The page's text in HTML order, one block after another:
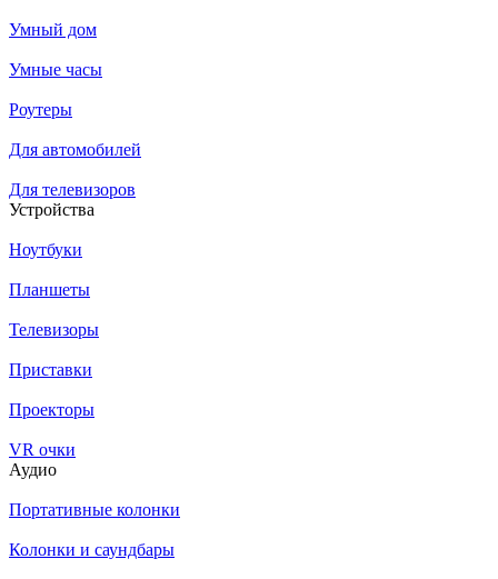
Умный дом
Умные часы
Роутеры
Для автомобилей
Для телевизоров
Устройства
Ноутбуки
Планшеты
Телевизоры
Приставки
Проекторы
VR очки
Аудио
Портативные колонки
Колонки и саундбары